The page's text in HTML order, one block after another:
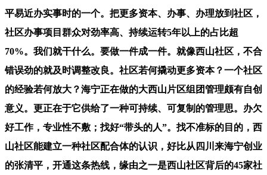
平易近办实事时的一个。把更多资本、办事、办理放到社区，
社区办事项目群众对劲率高、持续运转5年以上的占比超
70%。我们就干什么。要做一件成一件。就像西山社区，不合
错误劲的就及时调整改良。社区若何撬动更多资本？一个社区
的经验若何放大？海宁正在做的大西山片区组团管理颇有自创
意义。更正在于它供给了一种可持续、可复制的管理思。办欠
好工作，专业性不敷；找好“带头的人”。找不准标的目的，西
山社区能建立一种社区配合体的认识，好比从四川来海宁创业
的张清平，开通这条热线，缘由之一是西山社区背后的45家社